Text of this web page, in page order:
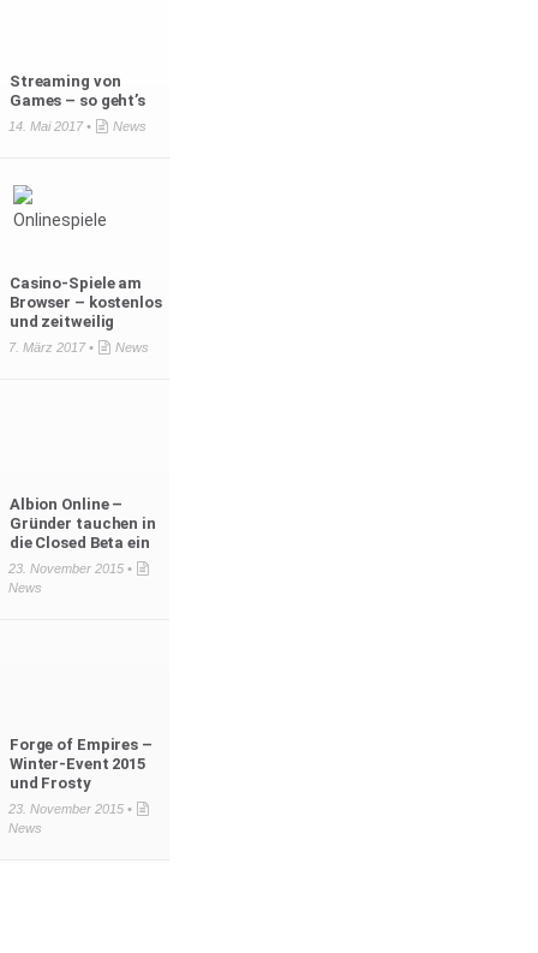
Streaming von
Games – so geht’s
14. Mai 2017 • News
Casino-Spiele am
Browser – kostenlos
und zeitweilig
7. März 2017 • News
Albion Online –
Gründer tauchen in
die Closed Beta ein
23. November 2015 •
News
Forge of Empires –
Winter-Event 2015
und Frosty
23. November 2015 •
News